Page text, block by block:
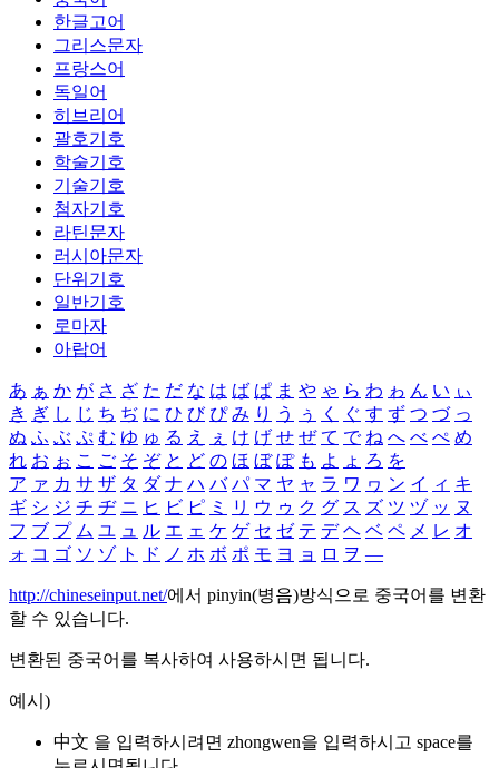
한글고어
그리스문자
프랑스어
독일어
히브리어
괄호기호
학술기호
기술기호
첨자기호
라틴문자
러시아문자
단위기호
일반기호
로마자
아랍어
あ ぁ か が さ ざ た だ な は ば ぱ ま や ゃ ら わ ゎ ん い ぃ
き ぎ し じ ち ぢ に ひ び ぴ み り う ぅ く ぐ す ず つ づ っ
ぬ ふ ぶ ぷ む ゆ ゅ る え ぇ け げ せ ぜ て で ね へ べ ぺ め
れ お ぉ こ ご そ ぞ と ど の ほ ぼ ぽ も よ ょ ろ を
ア ァ カ サ ザ タ ダ ナ ハ バ パ マ ヤ ャ ラ ワ ヮ ン イ ィ キ
ギ シ ジ チ ヂ ニ ヒ ビ ピ ミ リ ウ ゥ ク グ ス ズ ツ ヅ ッ ヌ
フ ブ プ ム ユ ュ ル エ ェ ケ ゲ セ ゼ テ デ ヘ ベ ペ メ レ オ
ォ コ ゴ ソ ゾ ト ド ノ ホ ボ ポ モ ヨ ョ ロ ヲ ―
http://chineseinput.net/에서 pinyin(병음)방식으로 중국어를 변환
할 수 있습니다.
변환된 중국어를 복사하여 사용하시면 됩니다.
예시)
中文 을 입력하시려면 zhongwen을 입력하시고 space를